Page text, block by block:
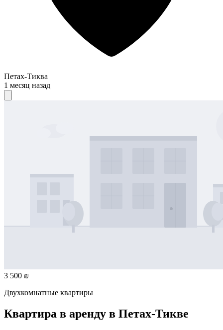
Петах-Тиква
1 месяц назад
3 500 ₪
Двухкомнатные квартиры
Квартира в аренду в Петах-Тикве